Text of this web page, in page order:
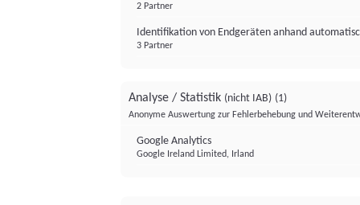
2 Partner
Identifikation von Endgeräten anhand
3 Partner
Analyse / Statistik (nicht IAB) (1)
Anonyme Auswertung zur Fehlerbehebung und
Google Analytics
Google Ireland Limited, Irland